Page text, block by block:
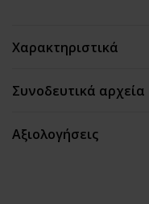
Χαρακτηριστικά
Συνοδευτικά αρχεία
Αξιολογήσεις